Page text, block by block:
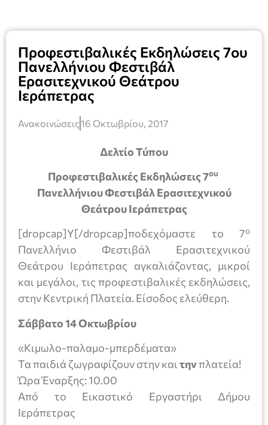
Προφεστιβαλικές Εκδηλώσεις 7ου
Πανελλήνιου Φεστιβάλ
Ερασιτεχνικού Θεάτρου
Ιεράπετρας
Ανακοινώσεις16 Οκτωβρίου, 2017
Δελτίο Τύπου
Προφεστιβαλικές Εκδηλώσεις 7ου
Πανελλήνιου Φεστιβάλ Ερασιτεχνικού
Θεάτρου Ιεράπετρας
[dropcap]Υ[/dropcap]ποδεχόμαστε το 7ο
Πανελλήνιο Φεστιβάλ Ερασιτεχνικού
Θεάτρου Ιεράπετρας αγκαλιάζοντας, μικροί
και μεγάλοι, τις προφεστιβαλικές εκδηλώσεις,
στην Κεντρική Πλατεία. Είσοδος ελεύθερη.
Σάββατο 14 Οκτωβρίου
«Κιμωλο-παλαμο-μπερδέματα»
Τα παιδιά ζωγραφίζουν στην και τηνπλατεία!
Ώρα Έναρξης: 10.00
Από το Εικαστικό Εργαστήρι Δήμου
Ιεράπετρας